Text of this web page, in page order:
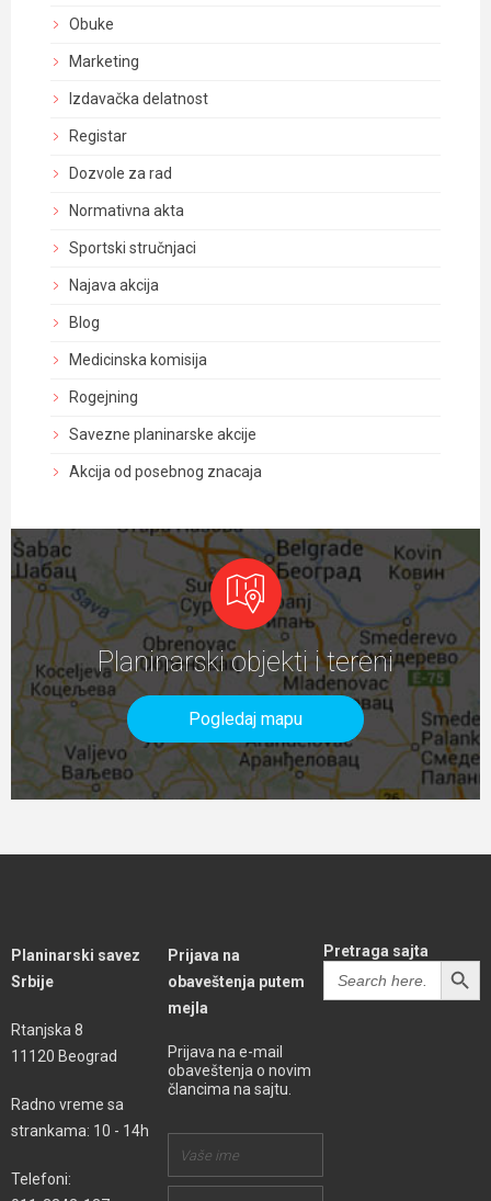
Obuke
Marketing
Izdavačka delatnost
Registar
Dozvole za rad
Normativna akta
Sportski stručnjaci
Najava akcija
Blog
Medicinska komisija
Rogejning
Savezne planinarske akcije
Akcija od posebnog znacaja
Planinarski objekti i tereni
Pogledaj mapu
Planinarski savez
Srbije
Rtanjska 8
11120 Beograd
Radno vreme sa
strankama: 10 - 14h
Telefoni:
Prijava na
obaveštenja putem
mejla
Prijava na e-mail
obaveštenja o novim
člancima na sajtu.
Pretraga sajta
Search
for:
SEARCH